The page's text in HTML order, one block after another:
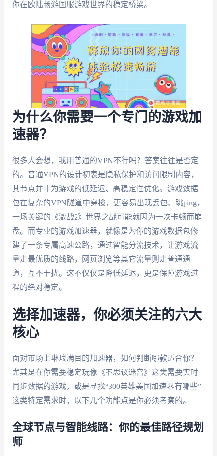
你在欧陆畅游国服游戏世界的稳定桥梁。
为什么你需要一个专门的游戏加
速器？
很多人会想，我用普通的VPN不行吗？答案往往是否定
的。普通VPN的设计初衷是隐私保护和访问限制内容，
其节点并非为游戏的低延迟、高稳定性优化。游戏数据
包在复杂的VPN隧道中穿梭，更容易出现丢包、跳ping，
一场关键的《激战2》世界之战可能就因为一次卡顿而崩
盘。而专业的游戏加速器，就像是为你的游戏数据包修
建了一条专属高速公路，通过智能分流技术，让游戏流
量走最优质的线路，网页浏览等其它流量则走普通通
道，互不干扰。这不仅仅是降低延迟，更是保障游戏过
程的绝对稳定。
选择加速器，你必须关注的六大
核心
面对市场上琳琅满目的加速器，如何判断哪款适合你？
尤其是在你需要稳定玩像《不思议迷宫》这类需要实时
同步数据的游戏，或是寻找“300英雄美国加速器有哪些”
这类特定需求时，以下几个功能点是你必须考察的。
全球节点与智能线路：你的最佳路径规划
师